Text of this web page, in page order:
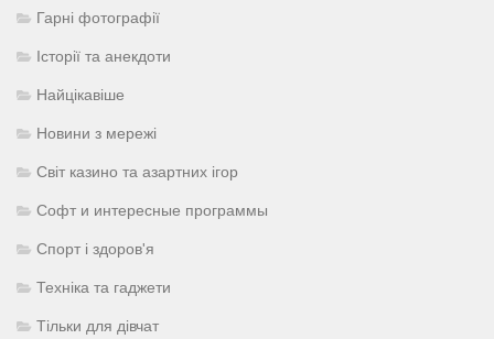
Гарні фотографії
Історії та анекдоти
Найцікавіше
Новини з мережі
Світ казино та азартних ігор
Софт и интересные программы
Спорт і здоров'я
Техніка та гаджети
Тільки для дівчат